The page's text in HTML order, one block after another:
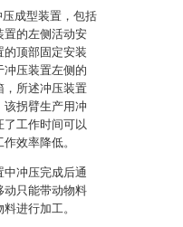
成型装置，包括
置的左侧活动安
顶部固定安装
压装置左侧的
，所述冲压装置
该拐臂生产用冲
了工作时间可以
效率降低。
冲压完成后通
动只能带动物料
进行加工。